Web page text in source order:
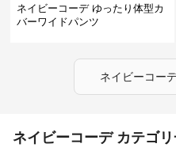
ネイビーコーデ ゆったり体型カ
バーワイドパンツ
ネイビーコー
ネイビーコーデ カテゴ